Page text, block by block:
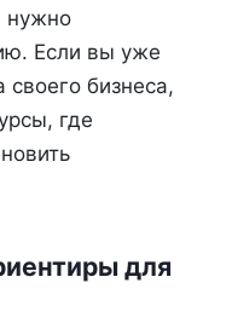
нужно
Если вы уже
бизнеса,
где
для